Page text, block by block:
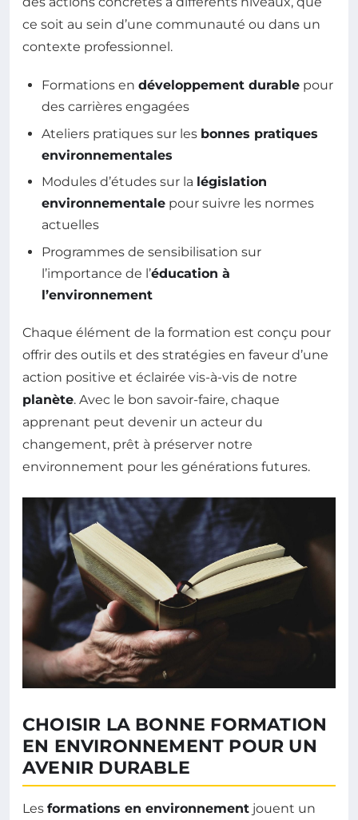
ce soit au sein d’une communauté ou dans un
contexte professionnel.
Formations en développement durable pour
des carrières engagées
Ateliers pratiques sur les bonnes pratiques
environnementales
Modules d’études sur la législation
environnementale pour suivre les normes
actuelles
Programmes de sensibilisation sur
l’importance de l’éducation à
l’environnement
Chaque élément de la formation est conçu pour
offrir des outils et des stratégies en faveur d’une
action positive et éclairée vis-à-vis de notre
planète. Avec le bon savoir-faire, chaque
apprenant peut devenir un acteur du
changement, prêt à préserver notre
environnement pour les générations futures.
CHOISIR LA BONNE FORMATION
EN ENVIRONNEMENT POUR UN
AVENIR DURABLE
Les formations en environnement jouent un